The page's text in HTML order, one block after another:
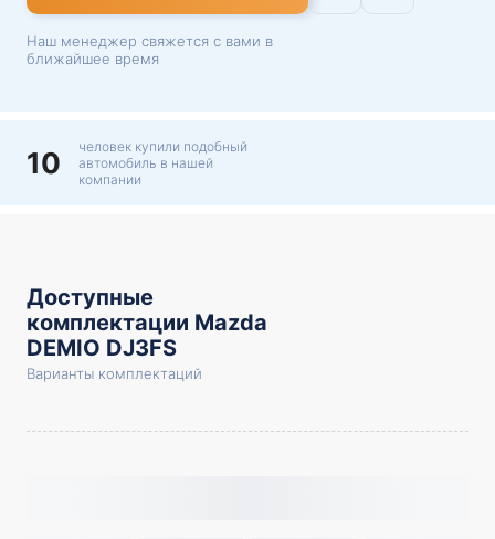
Наш менеджер свяжется с вами в
ближайшее время
10
человек купили подобный
автомобиль в нашей
компании
Доступные
комплектации Mazda
DEMIO DJ3FS
Варианты комплектаций